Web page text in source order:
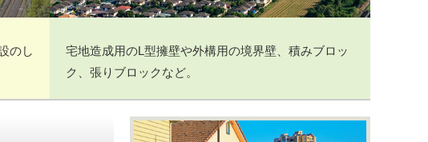
のし
宅地造成用のL型擁壁や外構用の境界壁、積みブロッ
ク、張りブロックなど。